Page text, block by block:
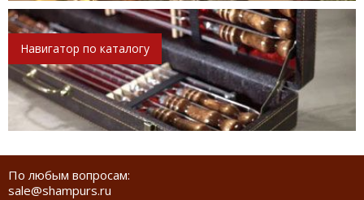
Навигатор по каталогу
По любым вопросам:
sale@shampurs.ru